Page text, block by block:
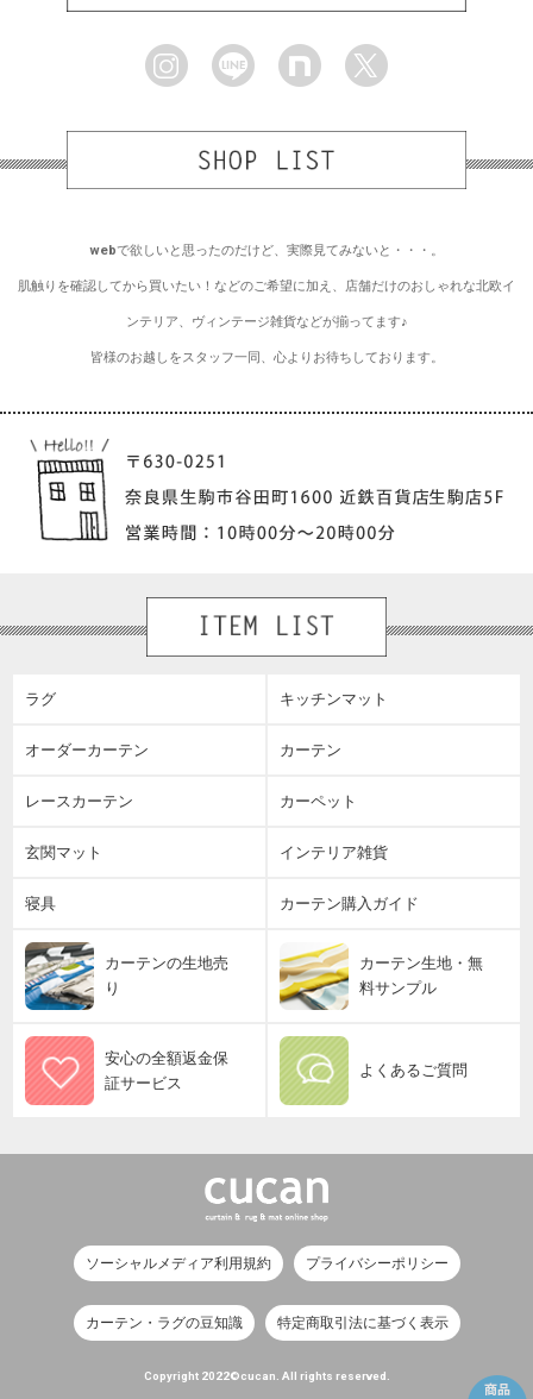
webで欲しいと思ったのだけど、実際見てみないと・・・。
肌触りを確認してから買いたい！などのご希望に加え、店舗だけのおしゃれな北欧イ
ンテリア、ヴィンテージ雑貨などが揃ってます♪
皆様のお越しをスタッフ一同、心よりお待ちしております。
ラグ キッチンマット
オーダーカーテン カーテン
レースカーテン カーペット
玄関マット インテリア雑貨
寝具 カーテン購入ガイド
カーテンの生地売
り
カーテン生地・無
料サンプル
安心の全額返金保
証サービス
よくあるご質問
ソーシャルメディア利用規約 プライバシーポリシー
カーテン・ラグの豆知識 特定商取引法に基づく表示
Copyright 2022©cucan. All rights reserved.